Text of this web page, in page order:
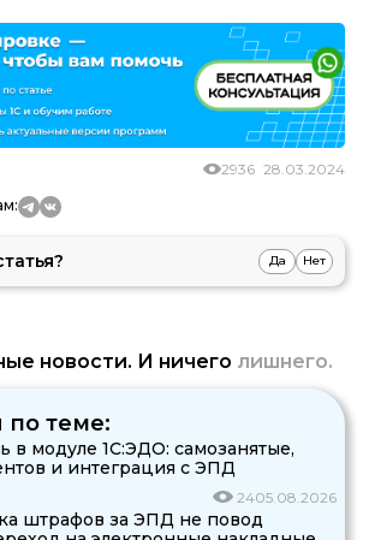
28.03.2024
2936
Да Нет
новости. И ничего лишнего.
теме:
в модуле 1С:ЭДО: самозанятые,
и интеграция с ЭПД
2405.08.2026
штрафов за ЭПД не повод